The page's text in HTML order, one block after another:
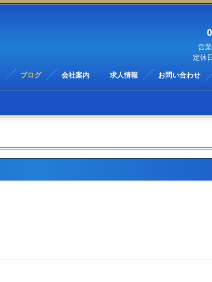
営
定休
ブログ 会社案内 求人情報 お問い合わせ